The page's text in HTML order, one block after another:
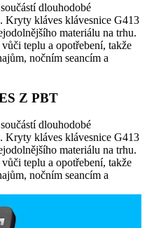
dlouhodobé
Kryty kláves klávesnice G413
materiálu na trhu.
teplu a opotřebení, takže
nočním seancím a
Z PBT
dlouhodobé
Kryty kláves klávesnice G413
materiálu na trhu.
teplu a opotřebení, takže
nočním seancím a